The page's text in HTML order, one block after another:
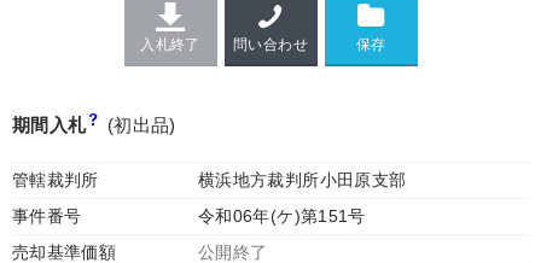
入札終了 問い合わせ
期間入札 (初出品)
管轄裁判所
横浜地方裁判所小田原支部
事件番号
令和06年(ケ)第151号
売却基準価額
公開終了